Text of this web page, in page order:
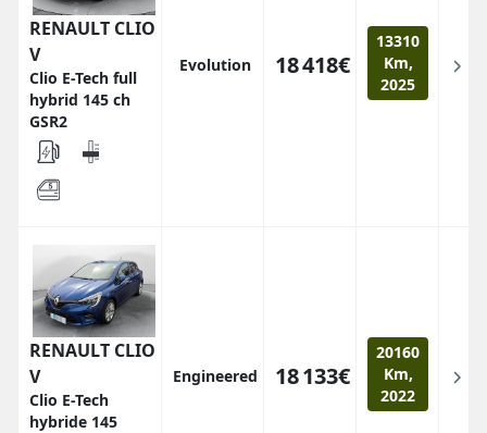
RENAULT CLIO
V
Clio E-Tech full
hybrid 145 ch
GSR2
Evolution 18 418€
13310
Km,
2025
RENAULT CLIO
V
Clio E-Tech
hybride 145
Engineered 18 133€
20160
Km,
2022